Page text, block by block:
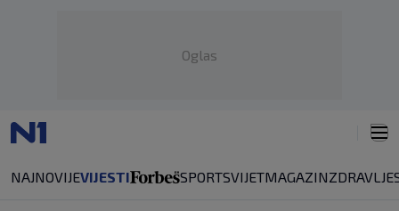
Oglas
NAJNOVIJEVIJESTI SPORTSVIJETMAGAZINZDRAVLJE